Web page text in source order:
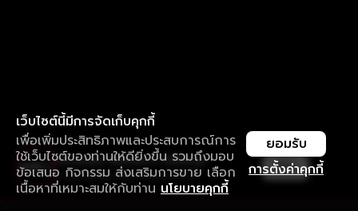
เว็บไซต์นี้มีการจัดเก็บคุกกี้
เพื่อเพิ่มประสิทธิภาพและประสบการณ์การ
ใช้เว็บไซต์ของท่านให้ดียิ่งขึ้น รวมถึงมอบ
ข้อเสนอ กิจกรรม ส่งเสริมการขาย เลือก
เนื้อหาที่เหมาะสมให้กับท่าน นโยบายคุกกี้
การตั้งค่าคุกกี้
ยอมรับ
ใช้งานแอป ลื่นไหลกว่า ไม่มีสะดุด
ดาวน์โหลดแอปเพื่อการรับชมที่ดีกว่า เปิด